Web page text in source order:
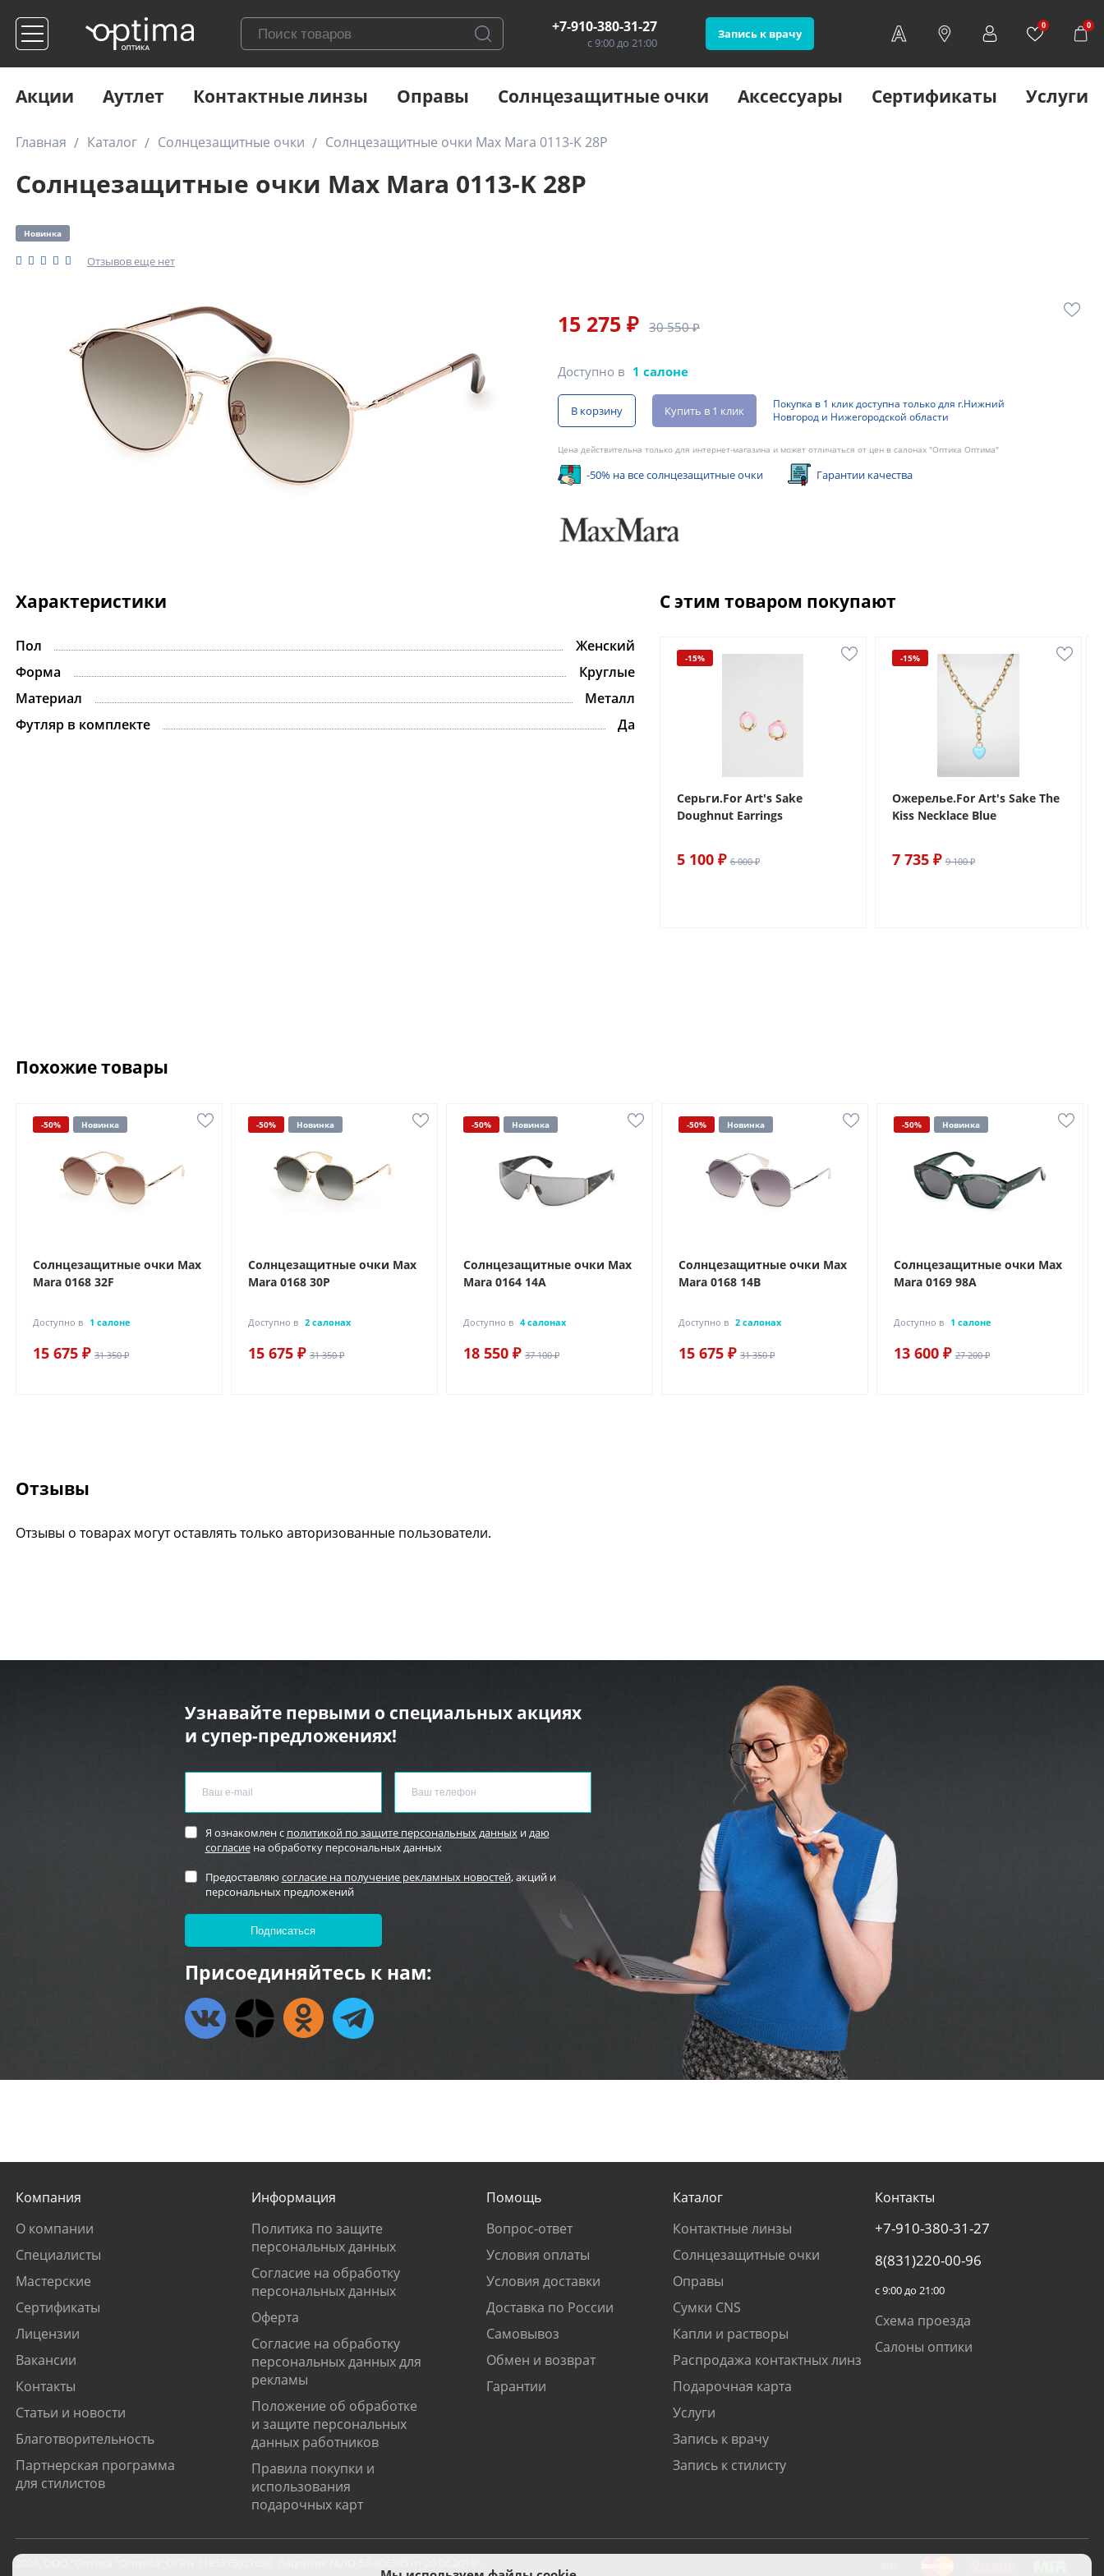
+7-910-380-31-27
с 9:00 до 21:00
Запись к врачу
0 0
Акции Аутлет Контактные линзы Оправы Солнцезащитные очки Аксессуары Сертификаты Услуги
Главная Каталог Солнцезащитные очки Солнцезащитные очки Max Mara 0113-K 28P
Солнцезащитные очки Max Mara 0113-K 28P
Новинка
Отзывов еще нет
15 275 ₽ 30 550 ₽
Доступно в 1 салоне
В корзину Купить в 1 клик
Покупка в 1 клик доступна только для г.Нижний
Новгород и Нижегородской области
Цена действительна только для интернет-магазина и может отличаться от цен в салонах "Оптика Оптима"
-50% на все солнцезащитные очки Гарантии качества
Характеристики
Пол
Женский
Форма
Круглые
Материал
Металл
Футляр в комплекте
Да
С этим товаром покупают
-15%
Серьги.For Art's Sake
Doughnut Earrings
5 100 ₽ 6 000 ₽
-15%
Ожерелье.For Art's Sake The
Kiss Necklace Blue
7 735 ₽ 9 100 ₽
Похожие товары
-50% Новинка
Солнцезащитные очки Max
Mara 0168 32F
Доступно в 1 салоне
15 675 ₽ 31 350 ₽
-50% Новинка
Солнцезащитные очки Max
Mara 0168 30P
Доступно в 2 салонах
15 675 ₽ 31 350 ₽
-50% Новинка
Солнцезащитные очки Max
Mara 0164 14A
Доступно в 4 салонах
18 550 ₽ 37 100 ₽
-50% Новинка
Солнцезащитные очки Max
Mara 0168 14B
Доступно в 2 салонах
15 675 ₽ 31 350 ₽
-50% Новинка
Солнцезащитные очки Max
Mara 0169 98A
Доступно в 1 салоне
13 600 ₽ 27 200 ₽
Отзывы
Отзывы о товарах могут оставлять только авторизованные пользователи.
Узнавайте первыми о специальных акциях
и супер-предложениях!
Я ознакомлен с политикой по защите персональных данныхи даю
согласиена обработку персональных данных
Предоставляю согласие на получение рекламных новостей, акций и
персональных предложений
Присоединяйтесь к нам:
Компания
О компании
Специалисты
Мастерские
Сертификаты
Лицензии
Вакансии
Контакты
Статьи и новости
Благотворительность
Партнерская программа
для стилистов
Информация
Политика по защите
персональных данных
Согласие на обработку
персональных данных
Оферта
Согласие на обработку
персональных данных для
рекламы
Положение об обработке
и защите персональных
данных работников
Правила покупки и
использования
подарочных карт
Помощь
Вопрос-ответ
Условия оплаты
Условия доставки
Доставка по России
Самовывоз
Обмен и возврат
Гарантии
Каталог
Контактные линзы
Солнцезащитные очки
Оправы
Сумки CNS
Капли и растворы
Распродажа контактных линз
Подарочная карта
Услуги
Запись к врачу
Запись к стилисту
Контакты
+7-910-380-31-27
8(831)220-00-96
с 9:00 до 21:00
Схема проезда
Салоны оптики